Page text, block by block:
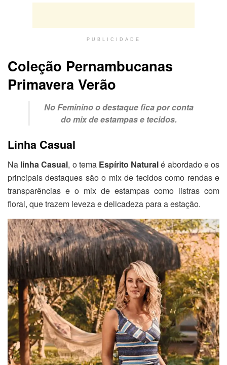
PUBLICIDADE
Coleção Pernambucanas
Primavera Verão
No Feminino o destaque fica por conta
do mix de estampas e tecidos.
Linha Casual
Na linha Casual, o tema Espírito Naturalé abordado e os
principais destaques são o mix de tecidos como rendas e
transparências e o mix de estampas como listras com
floral, que trazem leveza e delicadeza para a estação.